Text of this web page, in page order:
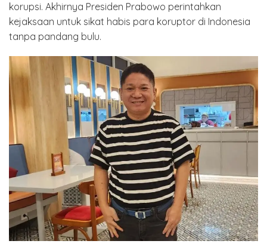
korupsi. Akhirnya Presiden Prabowo perintahkan
kejaksaan untuk sikat habis para koruptor di Indonesia
tanpa pandang bulu.